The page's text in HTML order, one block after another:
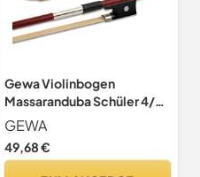
Gewa Violinbogen
Massaranduba Schüler 4/4
Ebenholzfrosch, runde
Stange
GEWA
49,68 €